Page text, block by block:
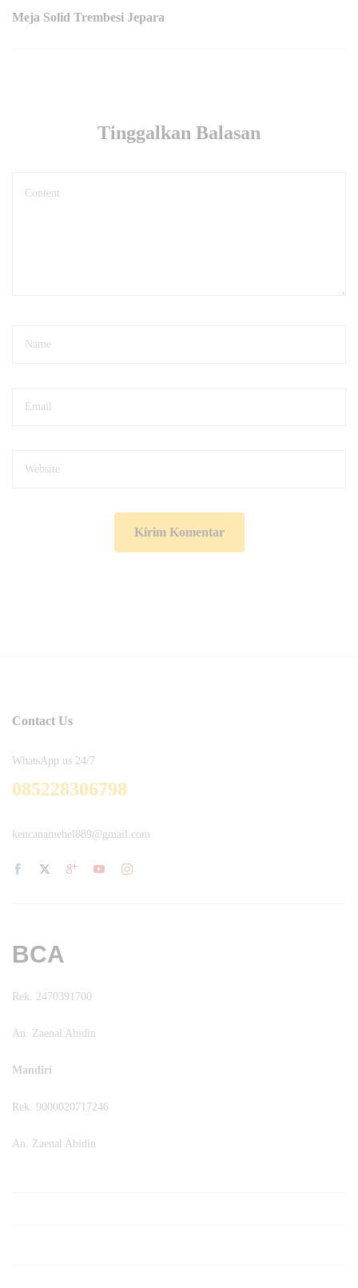
Post
Meja Solid Trembesi Jepara
Tinggalkan Balasan
Contact Us
WhatsApp us 24/7
085228306798
kencanamebel889@gmail.com
BCA
Rek. 2470391700
An. Zaenal Abidin
Mandiri
Rek. 9000020717246
An. Zaenal Abidin